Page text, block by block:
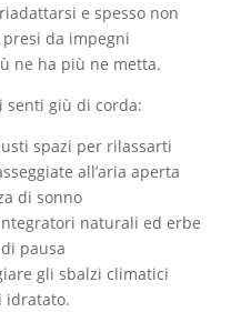
e spesso non
da impegni
ne ha più ne metta.
giù di corda:
spazi per rilassarti
all’aria aperta
di sonno
naturali ed erbe
pausa
gli sbalzi climatici
idratato.